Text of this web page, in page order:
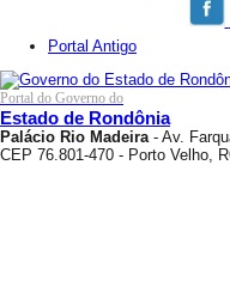
Portal Antigo
Portal do Governo do
Estado de Rondônia
Palácio Rio Madeira- Av.
CEP 76.801-470 - Porto Velho,